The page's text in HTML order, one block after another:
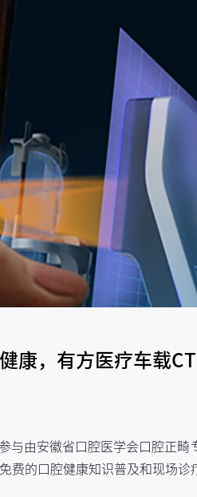
康，有方医疗车载
与由安徽省口腔医学会口腔正
费的口腔健康知识普及和现场诊